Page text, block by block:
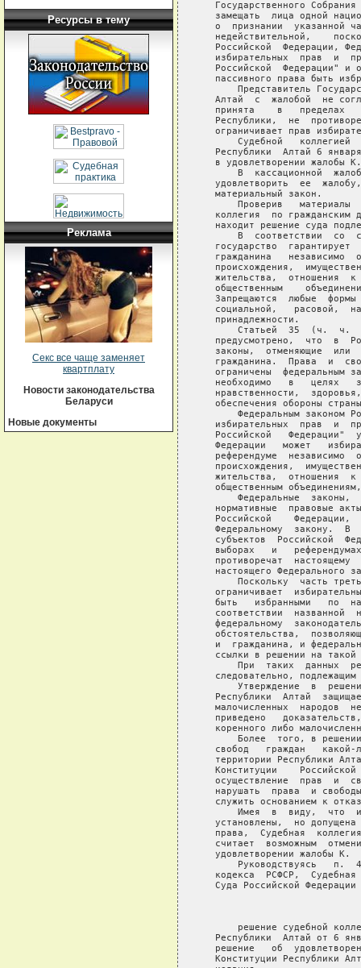
Ресурсы в тему
Реклама
Секс все чаще заменяет
квартплату
Новости законодательства
Беларуси
Новые документы
Государственного
замещать  лица одной
о  признании  указанной
недействительной,
Российской  Федерации,
избирательных  прав  и
Российской  Федерации" и
пассивного права быть
Представитель
Алтай  с  жалобой  не
принята    в   пределах
Республики,  не
ограничивает прав
Судебной   коллегией
Республики  Алтай 6
в удовлетворении жалобы
В  кассационной
удовлетворить  ее
   материальный закон.
Проверив   материалы
коллегия  по гражданским
находит решение суда
В  соответствии  со
государство  гарантирует
гражданина   независимо
происхождения,
жительства,  отношения
общественным
Запрещаются  любые
социальной,   расовой,
   принадлежности.
Статьей  35  (ч.  ч.
предусмотрено,  что  в
законы,  отменяющие  или
гражданина.  Права  и
ограничены  федеральным
необходимо   в   целях
нравственности,
обеспечения обороны
Федеральным законом
избирательных  прав  и
Российской   Федерации"
Федерации   может
референдуме  независимо
происхождения,
жительства,  отношения
общественным
Федеральные  законы,
нормативные  правовые
Российской    Федерации,
Федеральному  закону.  В
субъектов  Российской
выборах   и
противоречат  настоящему
настоящего Федерального
Поскольку  часть
ограничивает
быть   избранными   по
соответствии  названной
федеральному
обстоятельства,
и  гражданина, и
ссылки в решении на такой
При  таких  данных
следовательно, подлежащим
Утверждение  в
Республики  Алтай
малочисленных  народов
приведено
коренного либо
Более  того, в
свобод   граждан
территории Республики
Конституции
осуществление  прав  и
нарушать  права  и
служить основанием к
Имея  в  виду,  что
установлены,  но
права,  Судебная
считает  возможным
   удовлетворении жалобы К.
Руководствуясь   п.
кодекса  РСФСР,
   Суда Российской Федерации
решение судебной
Республики  Алтай от 6
решение   об
Конституции Республики